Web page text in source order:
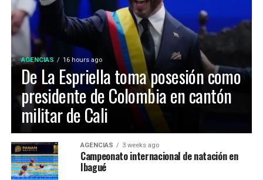
construyeron originalmente a finales de los años 70
para los Juegos Nacionales de 1970.
Maria Paula Gonzalez Lozano, representó a Ibagué en el
52 Festival Folclórico Colombiano , fue elejida como
Embajadora Municipal del Folclor, representaba la
AGENCIAS 16 hours ago
De La Espriella toma posesión como
presidente de Colombia en cantón
militar de Cali
AGENCIAS 3 weeks ago
Campeonato internacional de natación en
Ibagué